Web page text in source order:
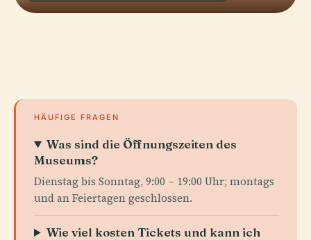
HÄUFIGE FRAGEN
Was sind die Öffnungszeiten des
Museums?
Dienstag bis Sonntag, 9:00 – 19:00 Uhr; montags
und an Feiertagen geschlossen.
Wie viel kosten Tickets und kann ich